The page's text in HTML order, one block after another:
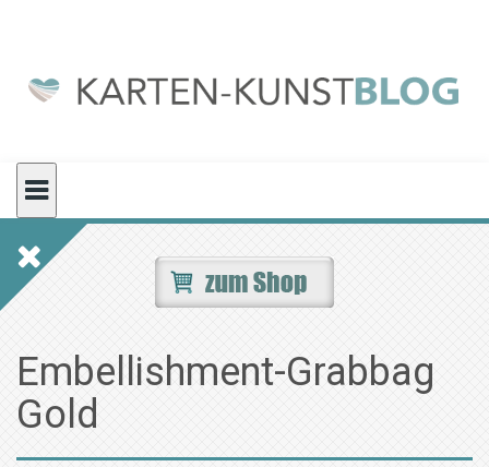
Embellishment-Grabbag
Gold